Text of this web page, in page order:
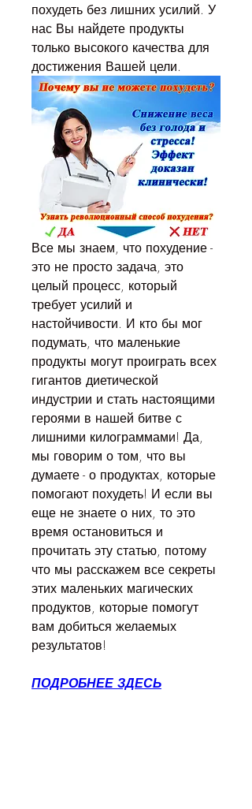
похудеть без лишних усилий. У
нас Вы найдете продукты
только высокого качества для
достижения Вашей цели.
Все мы знаем, что похудение -
это не просто задача, это
целый процесс, который
требует усилий и
настойчивости. И кто бы мог
подумать, что маленькие
продукты могут проиграть всех
гигантов диетической
индустрии и стать настоящими
героями в нашей битве с
лишними килограммами! Да,
мы говорим о том, что вы
думаете - о продуктах, которые
помогают похудеть! И если вы
еще не знаете о них, то это
время остановиться и
прочитать эту статью, потому
что мы расскажем все секреты
этих маленьких магических
продуктов, которые помогут
вам добиться желаемых
результатов!
ПОДРОБНЕЕ ЗДЕСЬ